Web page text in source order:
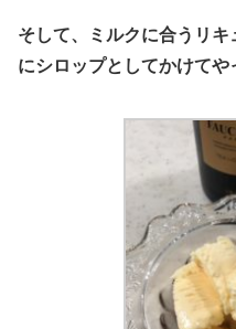
そして、ミルクに合うリ
にシロップとしてかけてや